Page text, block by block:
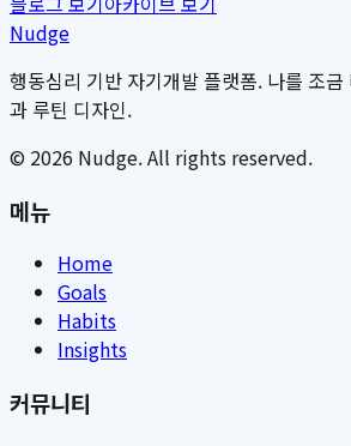
Nudge
행동심리 기반 자기개발 플랫폼. 나를 조
과 루틴 디자인.
© 2026 Nudge. All rights reserved.
메뉴
Home
Goals
Habits
Insights
커뮤니티